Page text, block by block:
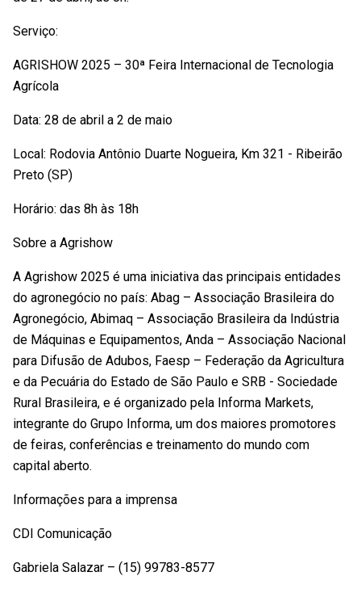
Serviço:
AGRISHOW 2025 – 30ª Feira Internacional de Tecnologia
Agrícola
Data: 28 de abril a 2 de maio
Local: Rodovia Antônio Duarte Nogueira, Km 321 - Ribeirão
Preto (SP)
Horário: das 8h às 18h
Sobre a Agrishow
A Agrishow 2025 é uma iniciativa das principais entidades
do agronegócio no país: Abag – Associação Brasileira do
Agronegócio, Abimaq – Associação Brasileira da Indústria
de Máquinas e Equipamentos, Anda – Associação Nacional
para Difusão de Adubos, Faesp – Federação da Agricultura
e da Pecuária do Estado de São Paulo e SRB - Sociedade
Rural Brasileira, e é organizado pela Informa Markets,
integrante do Grupo Informa, um dos maiores promotores
de feiras, conferências e treinamento do mundo com
capital aberto.
Informações para a imprensa
CDI Comunicação
Gabriela Salazar – (15) 99783-8577